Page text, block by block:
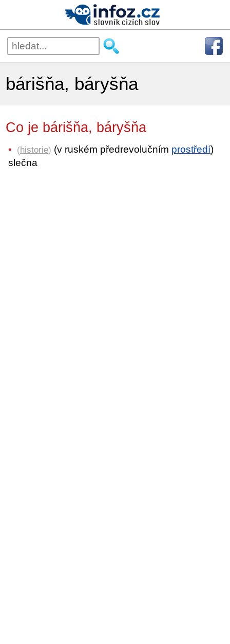
bárišňa, báryšňa
Co je bárišňa, báryšňa
(historie) (v ruském předrevolučním prostředí)
slečna